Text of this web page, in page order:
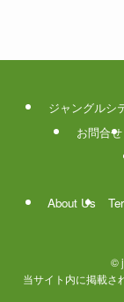
ジャングルシ
お問合せ
About Us
©
当サイト内に掲載さ